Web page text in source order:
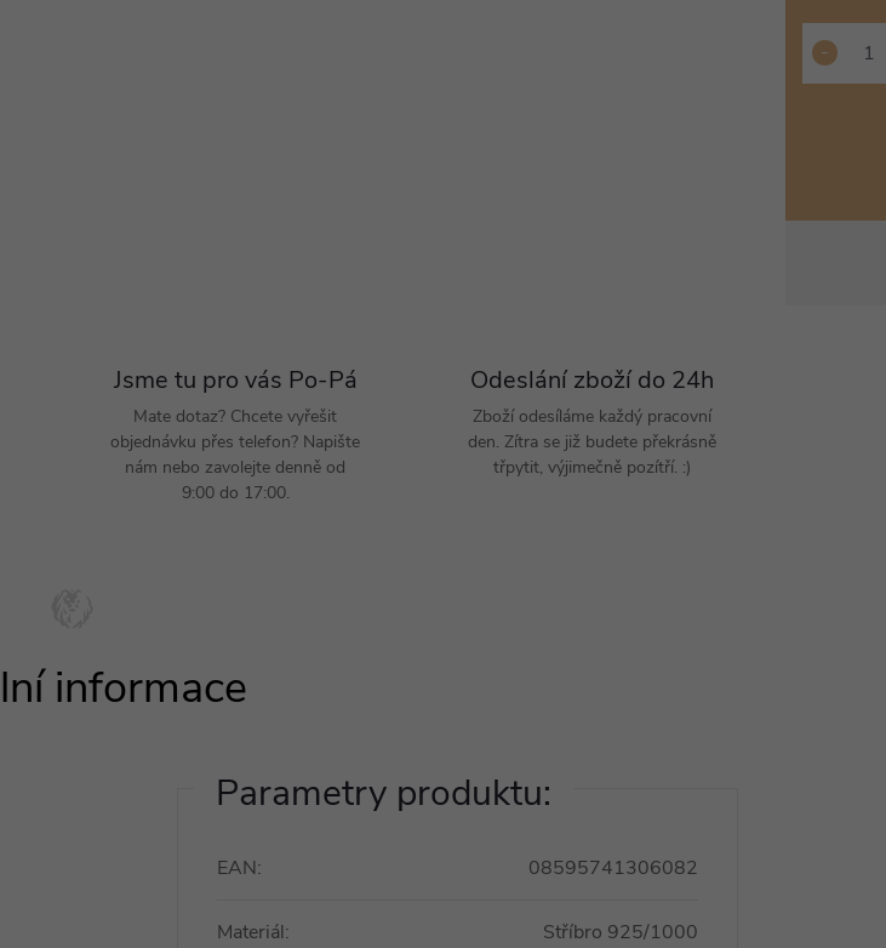
Jsme tu pro vás Po-Pá
Mate dotaz? Chcete vyřešit
objednávku přes telefon? Napište
nám nebo zavolejte denně od
9:00 do 17:00.
Odeslání zboží do 24h
Zboží odesíláme každý pracovní
den. Zítra se již budete překrásně
třpytit, výjimečně pozítří. :)
Parametry produktu:
EAN: 08595741306082
Materiál: Stříbro 925/1000